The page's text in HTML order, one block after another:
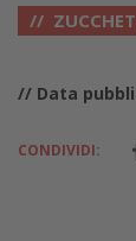
// Data
CONDIVIDI: